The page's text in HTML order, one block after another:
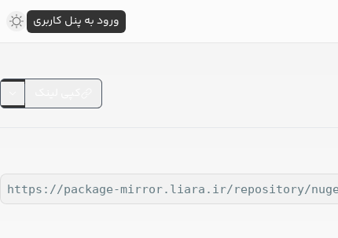
https://package-mirror.liara.ir/repository/
ورود به پنل کاربری